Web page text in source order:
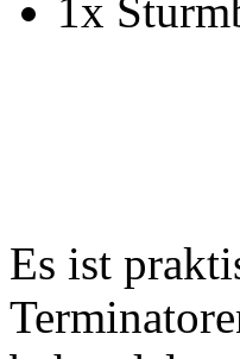
1x
Es ist